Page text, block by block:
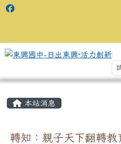
本站消息
轉知：親子天下翻轉教